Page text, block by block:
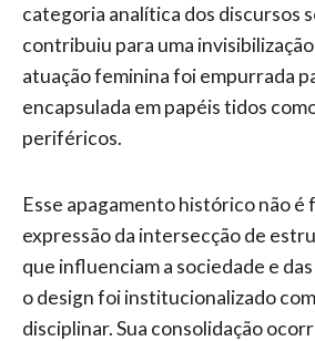
categoria analítica dos discursos
contribuiu para uma
atuação feminina foi empurrada
encapsulada em papéis tidos
periféricos.
Esse apagamento histórico não é
expressão da intersecção de
que influenciam a sociedade e
o design foi institucionalizado
disciplinar. Sua consolidação